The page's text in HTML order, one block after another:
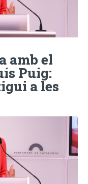
amb el
Puig:
a les